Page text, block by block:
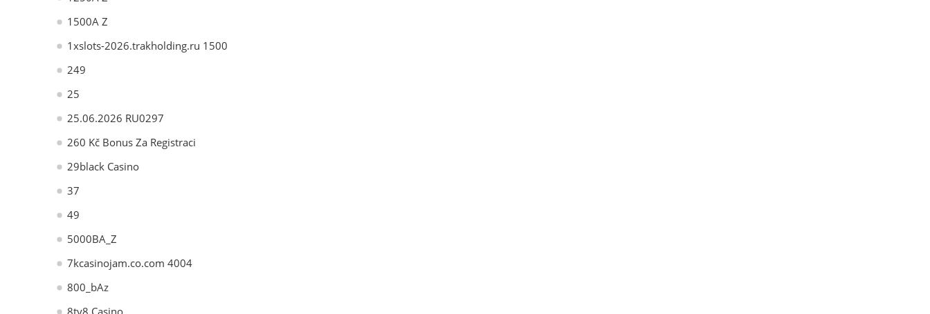
1500A Z
1xslots-2026.trakholding.ru 1500
249
25
25.06.2026 RU0297
260 Kč Bonus Za Registraci
29black Casino
37
49
5000BA_Z
7kcasinojam.co.com 4004
800_bAz
8ty8 Casino